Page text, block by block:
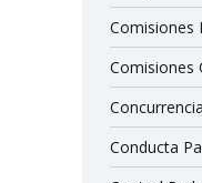
Comisiones
Comisiones
Conducta